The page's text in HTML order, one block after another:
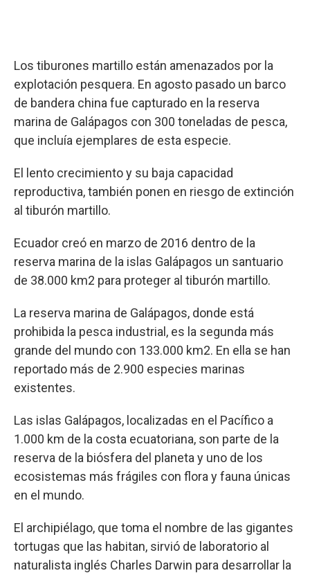
Los tiburones martillo están amenazados por la
explotación pesquera. En agosto pasado un barco
de bandera china fue capturado en la reserva
marina de Galápagos con 300 toneladas de pesca,
que incluía ejemplares de esta especie.
El lento crecimiento y su baja capacidad
reproductiva, también ponen en riesgo de extinción
al tiburón martillo.
Ecuador creó en marzo de 2016 dentro de la
reserva marina de la islas Galápagos un santuario
de 38.000 km2 para proteger al tiburón martillo.
La reserva marina de Galápagos, donde está
prohibida la pesca industrial, es la segunda más
grande del mundo con 133.000 km2. En ella se han
reportado más de 2.900 especies marinas
existentes.
Las islas Galápagos, localizadas en el Pacífico a
1.000 km de la costa ecuatoriana, son parte de la
reserva de la biósfera del planeta y uno de los
ecosistemas más frágiles con flora y fauna únicas
en el mundo.
El archipiélago, que toma el nombre de las gigantes
tortugas que las habitan, sirvió de laboratorio al
naturalista inglés Charles Darwin para desarrollar la